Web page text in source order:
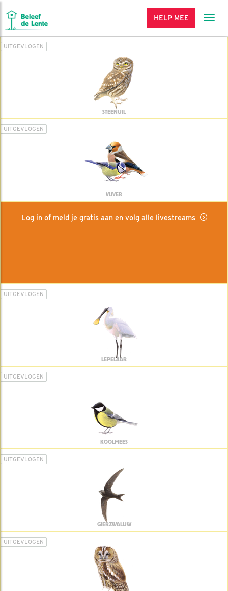
HELP MEE
UITGEVLOGEN
STEENUIL
UITGEVLOGEN
VIJVER
Log in of meld je gratis aan en volg alle livestreams
UITGEVLOGEN
LEPELAAR
UITGEVLOGEN
KOOLMEES
UITGEVLOGEN
GIERZWALUW
UITGEVLOGEN